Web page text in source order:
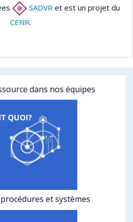
SADVR et est un projet du
CENR.
dans nos équipes
et systèmes